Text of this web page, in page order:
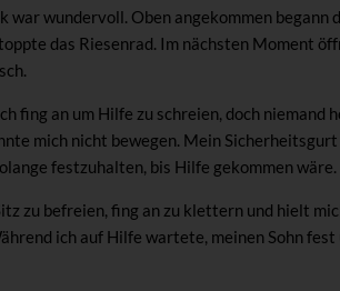
wundervoll. Oben angekommen begann
das Riesenrad. Im nächsten Moment
fing an um Hilfe zu schreien, doch niemand
mich nicht bewegen. Mein
festzuhalten, bis Hilfe gekommen wäre.
zu befreien, fing an zu klettern und hielt
ich auf Hilfe wartete, meinen Sohn